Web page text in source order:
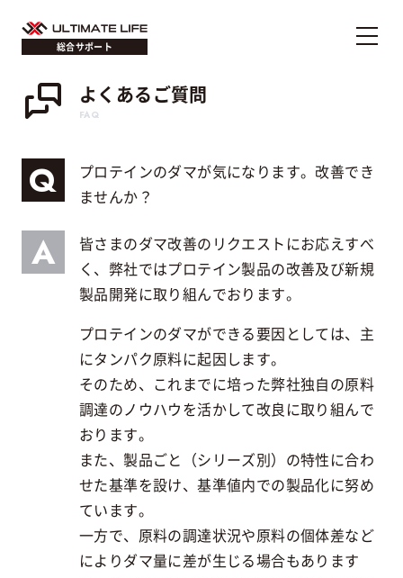
総合サポート
よくあるご質問
FAQ
プロテインのダマが気になります。改善でき
ませんか？
皆さまのダマ改善のリクエストにお応えすべ
く、弊社ではプロテイン製品の改善及び新規
製品開発に取り組んでおります。
プロテインのダマができる要因としては、主
にタンパク原料に起因します。
そのため、これまでに培った弊社独自の原料
調達のノウハウを活かして改良に取り組んで
おります。
また、製品ごと（シリーズ別）の特性に合わ
せた基準を設け、基準値内での製品化に努め
ています。
一方で、原料の調達状況や原料の個体差など
によりダマ量に差が生じる場合もあります